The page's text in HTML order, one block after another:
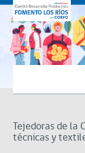
Tejedoras de la
técnicas y